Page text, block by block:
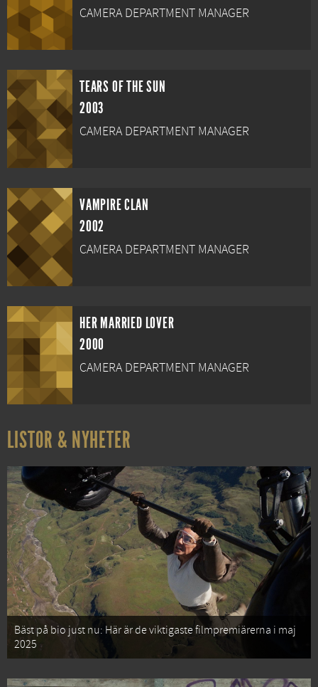
CAMERA DEPARTMENT MANAGER
TEARS OF THE SUN
2003
CAMERA DEPARTMENT MANAGER
VAMPIRE CLAN
2002
CAMERA DEPARTMENT MANAGER
HER MARRIED LOVER
2000
CAMERA DEPARTMENT MANAGER
LISTOR & NYHETER
Bäst på bio just nu: Här är de viktigaste filmpremiärerna i maj
2025